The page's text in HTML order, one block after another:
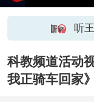
听
科教频道活动
我正骑车回家》